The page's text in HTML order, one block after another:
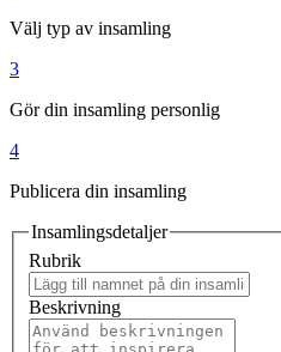
Välj typ av insamling
3
Gör din insamling personlig
4
Publicera din insamling
Insamlingsdetaljer
Rubrik
Beskrivning